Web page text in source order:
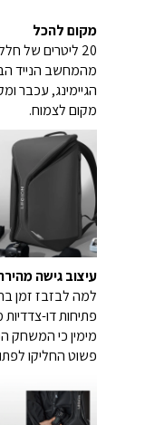
מקום להכל
20 ליטרים של חלל חכם שנועד לשאת את היום שלכם.
מהמחשב הנייד
הגיימינג, עכבר
מקום לצמוח.
עיצוב גישה
למה לבזבז זמן
פתיחות דו-
מימין כי המשחק
פשוט החליקו